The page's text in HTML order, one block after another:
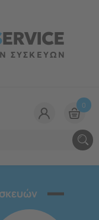
ERVICE
ΣΥΣΚΕΥΩΝ
0